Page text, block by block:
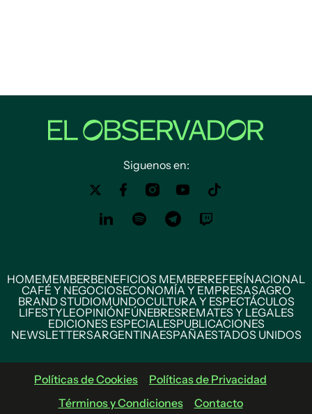
Siguenos en:
HOMEMEMBERBENEFICIOS MEMBERREFERÍNACIONAL
CAFÉ Y NEGOCIOSECONOMÍA Y EMPRESASAGRO
BRAND STUDIOMUNDOCULTURA Y ESPECTÁCULOS
LIFESTYLEOPINIÓNFÚNEBRESREMATES Y LEGALES
EDICIONES ESPECIALESPUBLICACIONES
NEWSLETTERSARGENTINAESPAÑAESTADOS UNIDOS
Políticas de Cookies
Políticas de Privacidad
Términos y Condiciones
Contacto